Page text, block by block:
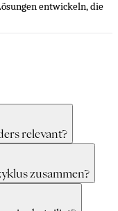
entwickeln, die
relevant?
zusammen?